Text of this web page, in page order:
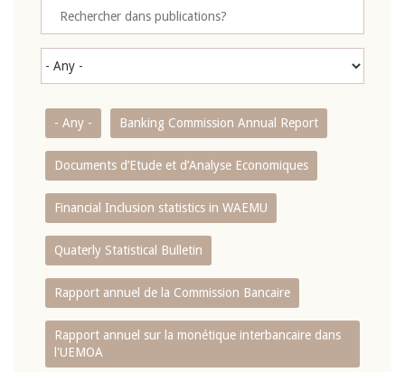
- Any - Banking Commission Annual Report
Documents d’Etude et d’Analyse Economiques
Financial Inclusion statistics in WAEMU
Quaterly Statistical Bulletin
Rapport annuel de la Commission Bancaire
Rapport annuel sur la monétique interbancaire dans
l'UEMOA